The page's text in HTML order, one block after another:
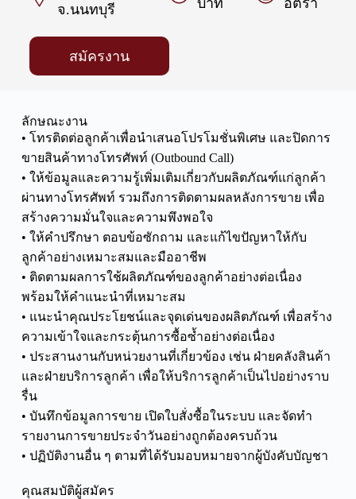
จ.นนทบุรี
สมัครงาน
ลักษณะงาน
• โทรติดต่อลูกค้าเพื่อนำเสนอโปรโมชั่นพิเศษ และปิดการ
ขายสินค้าทางโทรศัพท์ (Outbound Call)
• ให้ข้อมูลและความรู้เพิ่มเติมเกี่ยวกับผลิตภัณฑ์แก่ลูกค้า
ผ่านทางโทรศัพท์ รวมถึงการติดตามผลหลังการขาย เพื่อ
สร้างความมั่นใจและความพึงพอใจ
• ให้คำปรึกษา ตอบข้อซักถาม และแก้ไขปัญหาให้กับ
ลูกค้าอย่างเหมาะสมและมืออาชีพ
• ติดตามผลการใช้ผลิตภัณฑ์ของลูกค้าอย่างต่อเนื่อง
พร้อมให้คำแนะนำที่เหมาะสม
• แนะนำคุณประโยชน์และจุดเด่นของผลิตภัณฑ์ เพื่อสร้าง
ความเข้าใจและกระตุ้นการซื้อซ้ำอย่างต่อเนื่อง
• ประสานงานกับหน่วยงานที่เกี่ยวข้อง เช่น ฝ่ายคลังสินค้า
และฝ่ายบริการลูกค้า เพื่อให้บริการลูกค้าเป็นไปอย่างราบ
รื่น
• บันทึกข้อมูลการขาย เปิดใบสั่งซื้อในระบบ และจัดทำ
รายงานการขายประจำวันอย่างถูกต้องครบถ้วน
• ปฏิบัติงานอื่น ๆ ตามที่ได้รับมอบหมายจากผู้บังคับบัญชา
คุณสมบัติผู้สมัคร